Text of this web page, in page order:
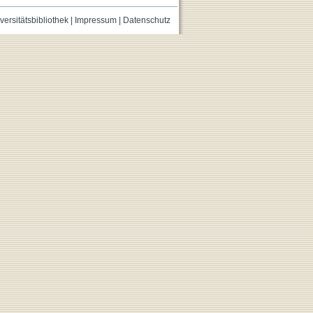
| Impressum| Datenschutz